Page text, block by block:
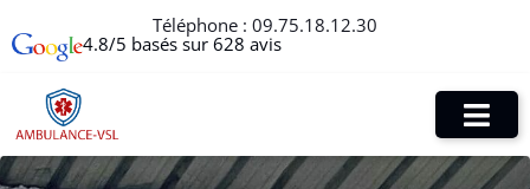
Téléphone : 09.75.18.12.30
4.8/5 basés sur 628 avis